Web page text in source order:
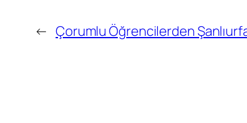
← Çorumlu Öğrencilerden